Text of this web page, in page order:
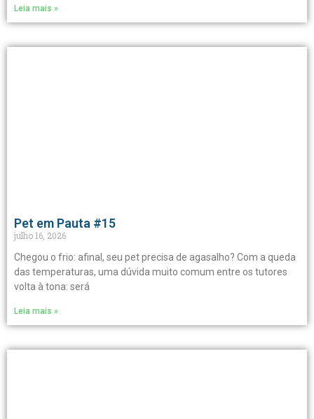
Leia mais »
Pet em Pauta #15
julho 16, 2026
Chegou o frio: afinal, seu pet precisa de agasalho? Com a queda
das temperaturas, uma dúvida muito comum entre os tutores
volta à tona: será
Leia mais »